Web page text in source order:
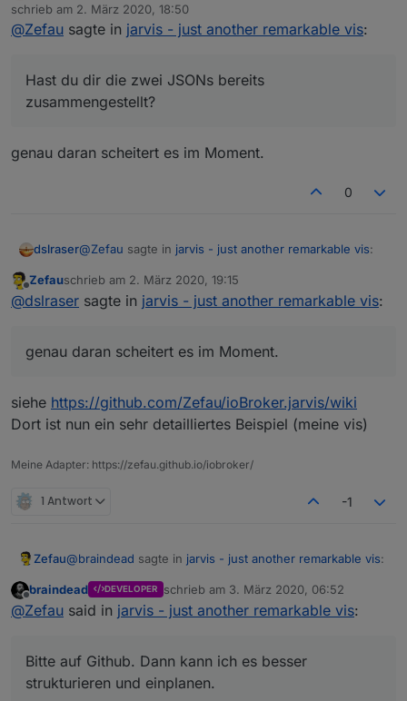
Beispiel: Statistiken (2columns )
trotz Deiner umfangreichen Doku bekomme ich den
"ersten Start" bzw. kein Beispiel hin, da ich noch
nicht verstehe wie ich das umsetzen muss......
Hast du dir die zwei JSONs bereits zusammengestellt?
Offline
schrieb am 2. März 2020, 18:50
zuletzt editiert von
@Zefau sagte in jarvis - just another remarkable vis:
Hast du dir die zwei JSONs bereits
zusammengestellt?
genau daran scheitert es im Moment.
0
dslraser@Zefau sagte in jarvis - just another remarkable vis:
Hast du dir die zwei JSONs bereits
Offline
Zefauschrieb am 2. März 2020, 19:15
zuletzt editiert von
@dslraser sagte in jarvis - just another remarkable vis:
genau daran scheitert es im Moment.
siehe https://github.com/Zefau/ioBroker.jarvis/wiki
Dort ist nun ein sehr detailliertes Beispiel (meine vis)
Meine Adapter: https://zefau.github.io/iobroker/
1 Antwort -1
Zefau@braindead sagte in jarvis - just another remarkable vis:
Möchtest Du solche Ideen hier im Forum oder
und einplanen.
Offline
braindead DEVELOPER schrieb am 3. März 2020, 06:52
zuletzt editiert von
@Zefau said in jarvis - just another remarkable vis:
Bitte auf Github. Dann kann ich es besser
strukturieren und einplanen.